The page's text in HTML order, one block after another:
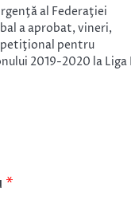
al Federaţiei
a aprobat, vineri,
pentru
2019-2020 la
*